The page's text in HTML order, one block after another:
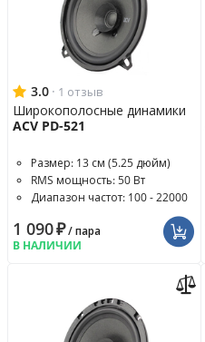
3.0 · 1 отзыв
Широкополосные динамики
ACV PD-521
Размер: 13 см (5.25 дюйм)
RMS мощность: 50 Вт
Диапазон частот: 100 - 22000
1 090₽/ пара
В НАЛИЧИИ